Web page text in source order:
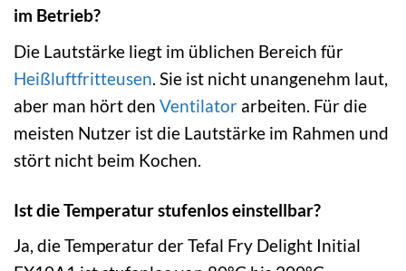
im Betrieb?
Die Lautstärke liegt im üblichen Bereich für
Heißluftfritteusen. Sie ist nicht unangenehm laut,
aber man hört den Ventilator arbeiten. Für die
meisten Nutzer ist die Lautstärke im Rahmen und
stört nicht beim Kochen.
Ist die Temperatur stufenlos einstellbar?
Ja, die Temperatur der Tefal Fry Delight Initial